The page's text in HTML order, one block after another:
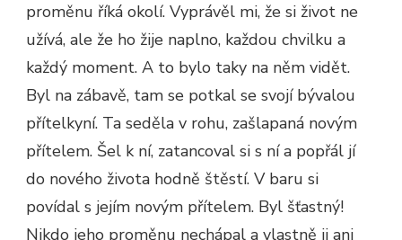
proměnu říká okolí. Vyprávěl mi, že si život ne
užívá, ale že ho žije naplno, každou chvilku a
každý moment. A to bylo taky na něm vidět.
Byl na zábavě, tam se potkal se svojí bývalou
přítelkyní. Ta seděla v rohu, zašlapaná novým
přítelem. Šel k ní, zatancoval si s ní a popřál jí
do nového života hodně štěstí. V baru si
povídal s jejím novým přítelem. Byl šťastný!
Nikdo jeho proměnu nechápal a vlastně ji ani